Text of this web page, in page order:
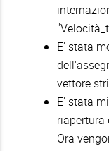
E' stata
vettore
E' stata
riapertura
Ora